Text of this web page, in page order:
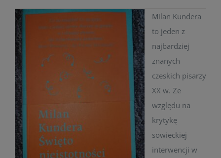
Milan Kundera
to jeden z
najbardziej
znanych
czeskich pisarzy
XX w. Ze
względu na
krytykę
sowieckiej
interwencji w